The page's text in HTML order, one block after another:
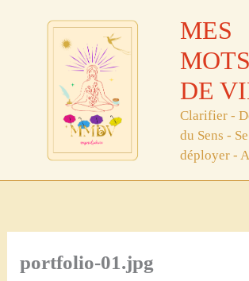
MES
MOTS
DE
Clarifier -
du Sens - Se
déployer -
portfolio-01.jpg